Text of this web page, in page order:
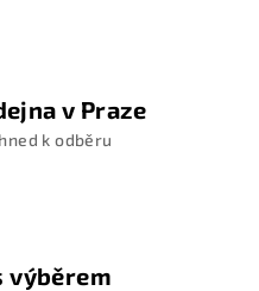
v Praze
k odběru
výběrem